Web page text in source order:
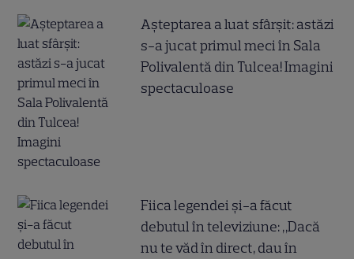
Așteptarea a luat sfârșit: astăzi
s-a jucat primul meci în Sala
Polivalentă din Tulcea! Imagini
spectaculoase
Fiica legendei și-a făcut
debutul în televiziune: „Dacă
nu te văd în direct, dau în